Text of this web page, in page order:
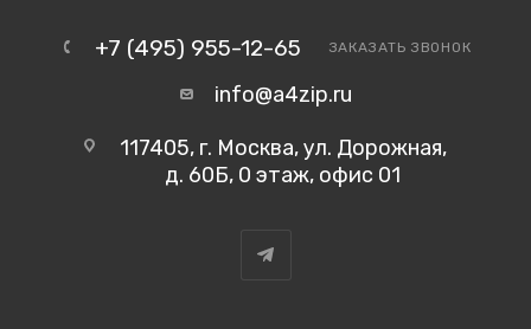
+7 (495) 955-12-65 ЗАКАЗАТЬ ЗВОНОК
info@a4zip.ru
117405, г. Москва, ул. Дорожная,
д. 60Б, 0 этаж, офис 01